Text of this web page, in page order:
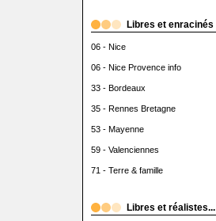
Libres et enracinés
06 - Nice
06 - Nice Provence info
33 - Bordeaux
35 - Rennes Bretagne
53 - Mayenne
59 - Valenciennes
71 - Terre & famille
Libres et réalistes...